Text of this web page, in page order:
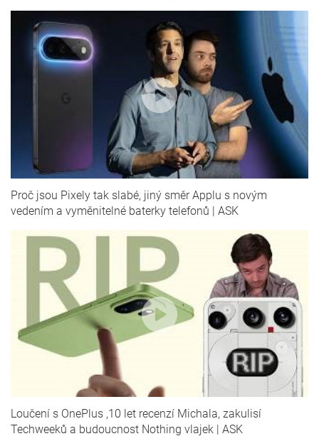
Proč jsou Pixely tak slabé, jiný směr Applu s novým
vedením a vyměnitelné baterky telefonů | ASK
Loučení s OnePlus ,10 let recenzí Michala, zakulisí
Techweeků a budoucnost Nothing vlajek | ASK